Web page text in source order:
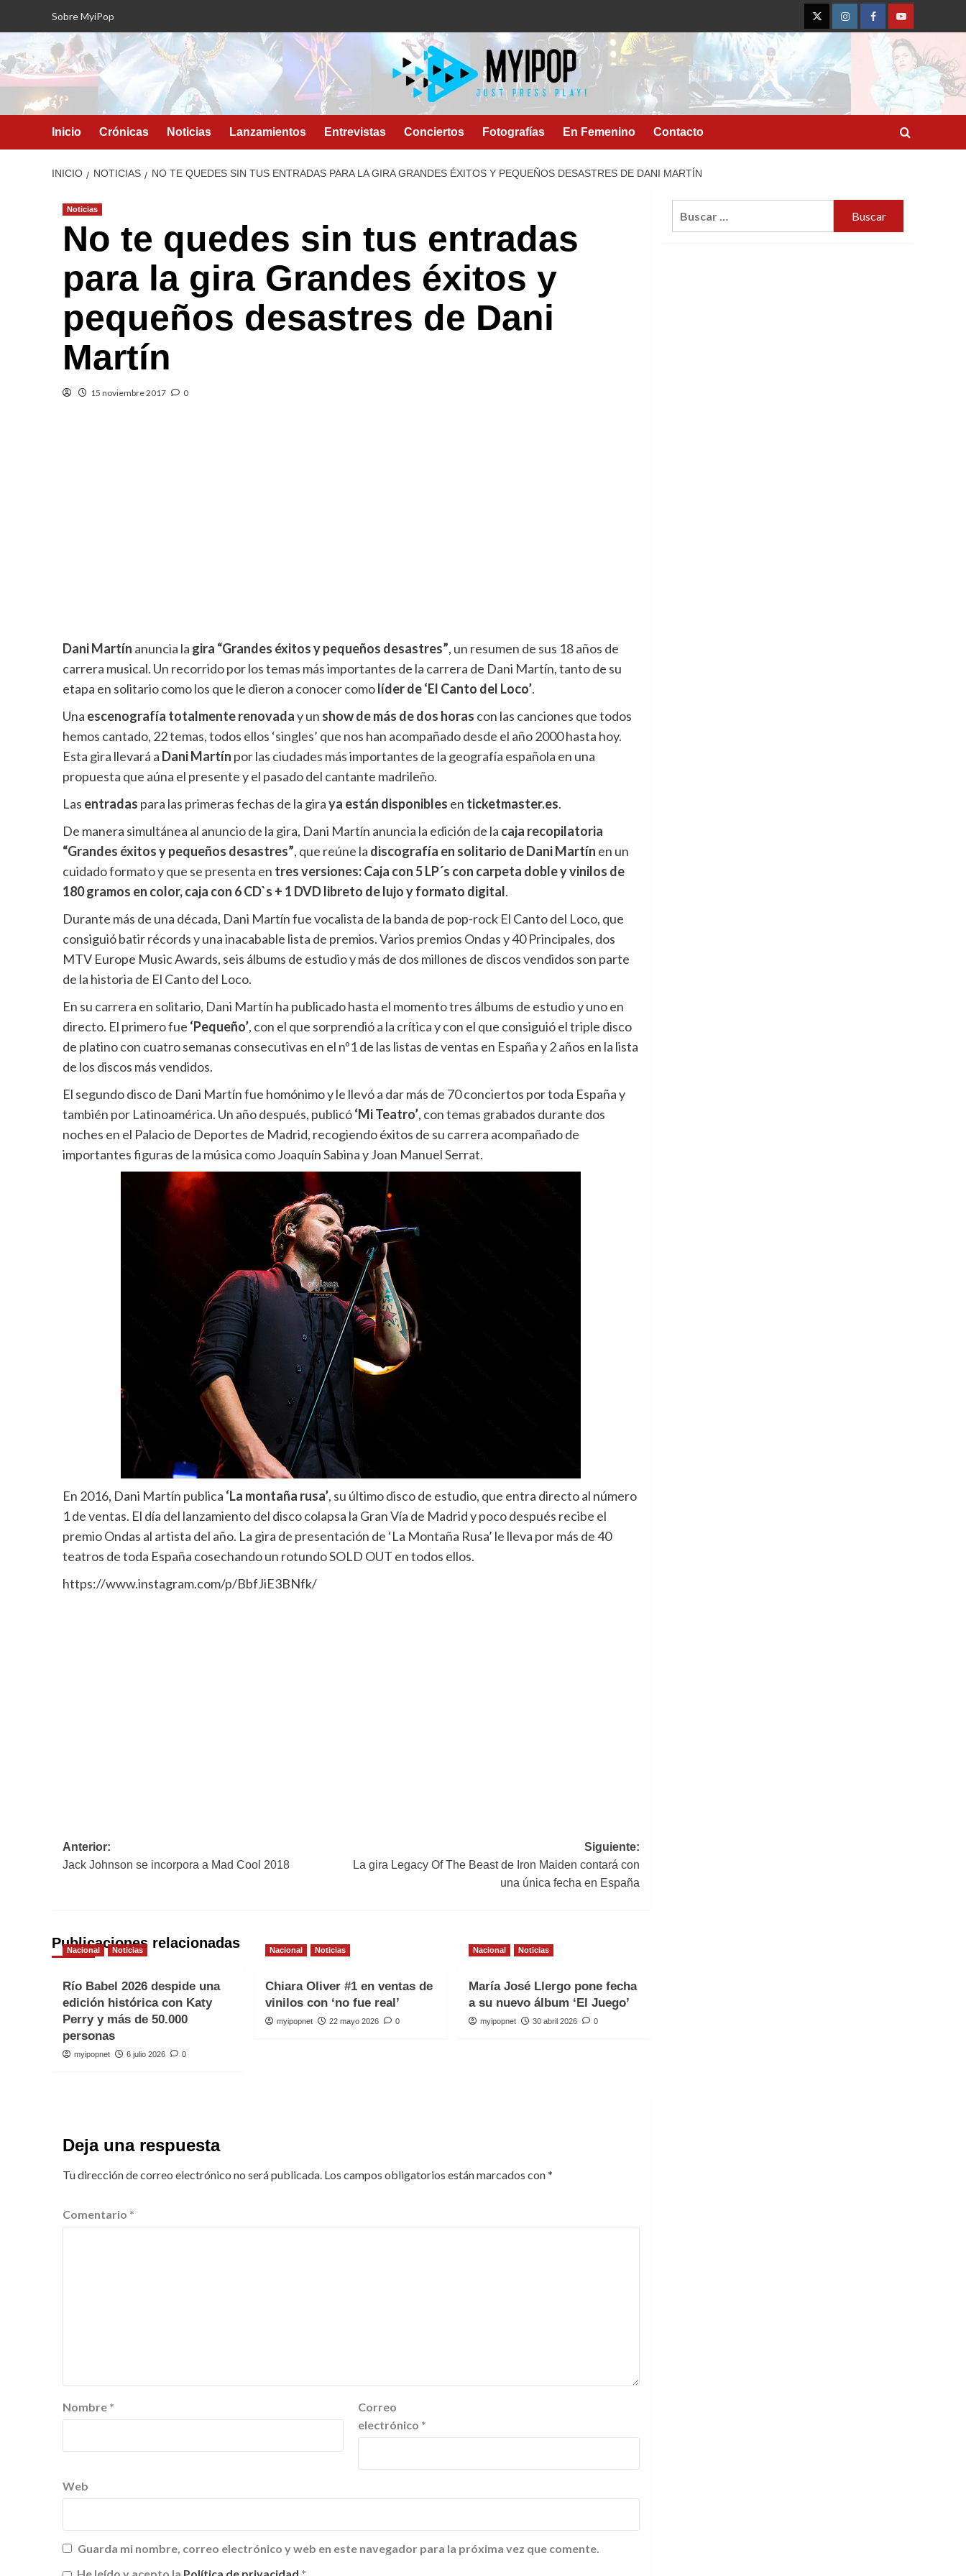
Sobre MyiPop
TwitterInstagramFacebookYouTube
Inicio Crónicas Noticias Lanzamientos Entrevistas Conciertos Fotografías En Femenino Contacto
INICIO NOTICIAS NO TE QUEDES SIN TUS ENTRADAS PARA LA GIRA GRANDES ÉXITOS Y PEQUEÑOS DESASTRES DE DANI MARTÍN
Noticias
No te quedes sin tus entradas
para la gira Grandes éxitos y
pequeños desastres de Dani
Martín
15 noviembre 2017 0
Dani Martín anuncia la gira “Grandes éxitos y pequeños desastres”, un resumen de sus 18 años de
carrera musical. Un recorrido por los temas más importantes de la carrera de Dani Martín, tanto de su
etapa en solitario como los que le dieron a conocer comolíder de ‘El Canto del Loco’.
Una escenografía totalmente renovaday un show de más de dos horas con las canciones que todos
hemos cantado, 22 temas, todos ellos ‘singles’ que nos han acompañado desde el año 2000 hasta hoy.
Esta gira llevará a Dani Martín por las ciudades más importantes de la geografía española en una
propuesta que aúna el presente y el pasado del cantante madrileño.
Las entradas para las primeras fechas de la giraya están disponibles en ticketmaster.es.
De manera simultánea al anuncio de la gira, Dani Martín anuncia la edición de la caja recopilatoria
“Grandes éxitos y pequeños desastres”, que reúne la discografía en solitario de Dani Martín en un
cuidado formato y que se presenta en tres versiones: Caja con 5 LP´s con carpeta doble y vinilos de
180 gramos en color, caja con 6 CD`s + 1 DVD libreto de lujo y formato digital.
Durante más de una década, Dani Martín fue vocalista de la banda de pop-rock El Canto del Loco, que
consiguió batir récords y una inacabable lista de premios. Varios premios Ondas y 40 Principales, dos
MTV Europe Music Awards, seis álbums de estudio y más de dos millones de discos vendidos son parte
de la historia de El Canto del Loco.
En su carrera en solitario, Dani Martín ha publicado hasta el momento tres álbums de estudio y uno en
directo. El primero fue ‘Pequeño’, con el que sorprendió a la crítica y con el que consiguió el triple disco
de platino con cuatro semanas consecutivas en el nº1 de las listas de ventas en España y 2 años en la lista
de los discos más vendidos.
El segundo disco de Dani Martín fue homónimo y le llevó a dar más de 70 conciertos por toda España y
también por Latinoamérica. Un año después, publicó‘Mi Teatro’, con temas grabados durante dos
noches en el Palacio de Deportes de Madrid, recogiendo éxitos de su carrera acompañado de
importantes figuras de la música como Joaquín Sabina y Joan Manuel Serrat.
En 2016, Dani Martín publica ‘La montaña rusa’, su último disco de estudio, que entra directo al número
1 de ventas. El día del lanzamiento del disco colapsa la Gran Vía de Madrid y poco después recibe el
premio Ondas al artista del año. La gira de presentación de ‘La Montaña Rusa’ le lleva por más de 40
teatros de toda España cosechando un rotundo SOLD OUT en todos ellos.
https://www.instagram.com/p/BbfJiE3BNfk/
Navegación
de
Anterior:
Jack Johnson se incorpora a Mad Cool 2018
Siguiente:
La gira Legacy Of The Beast de Iron Maiden contará con
una única fecha en España
Publicaciones relacionadas
Nacional Noticias
Río Babel 2026 despide una
edición histórica con Katy
Perry y más de 50.000
personas
myipopnet 6 julio 2026 0
Nacional Noticias
Chiara Oliver #1 en ventas de
vinilos con ‘no fue real’
myipopnet 22 mayo 2026 0
Nacional Noticias
María José Llergo pone fecha
a su nuevo álbum ‘El Juego’
myipopnet 30 abril 2026 0
Deja una respuesta
Tu dirección de correo electrónico no será publicada. Los campos obligatorios están marcados con*
Comentario *
Nombre *
Correo
electrónico *
Web
Guarda mi nombre, correo electrónico y web en este navegador para la próxima vez que comente.